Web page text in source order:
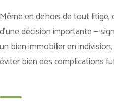
Même en dehors de tout
d’une décision importante —
un bien immobilier en
éviter bien des complications